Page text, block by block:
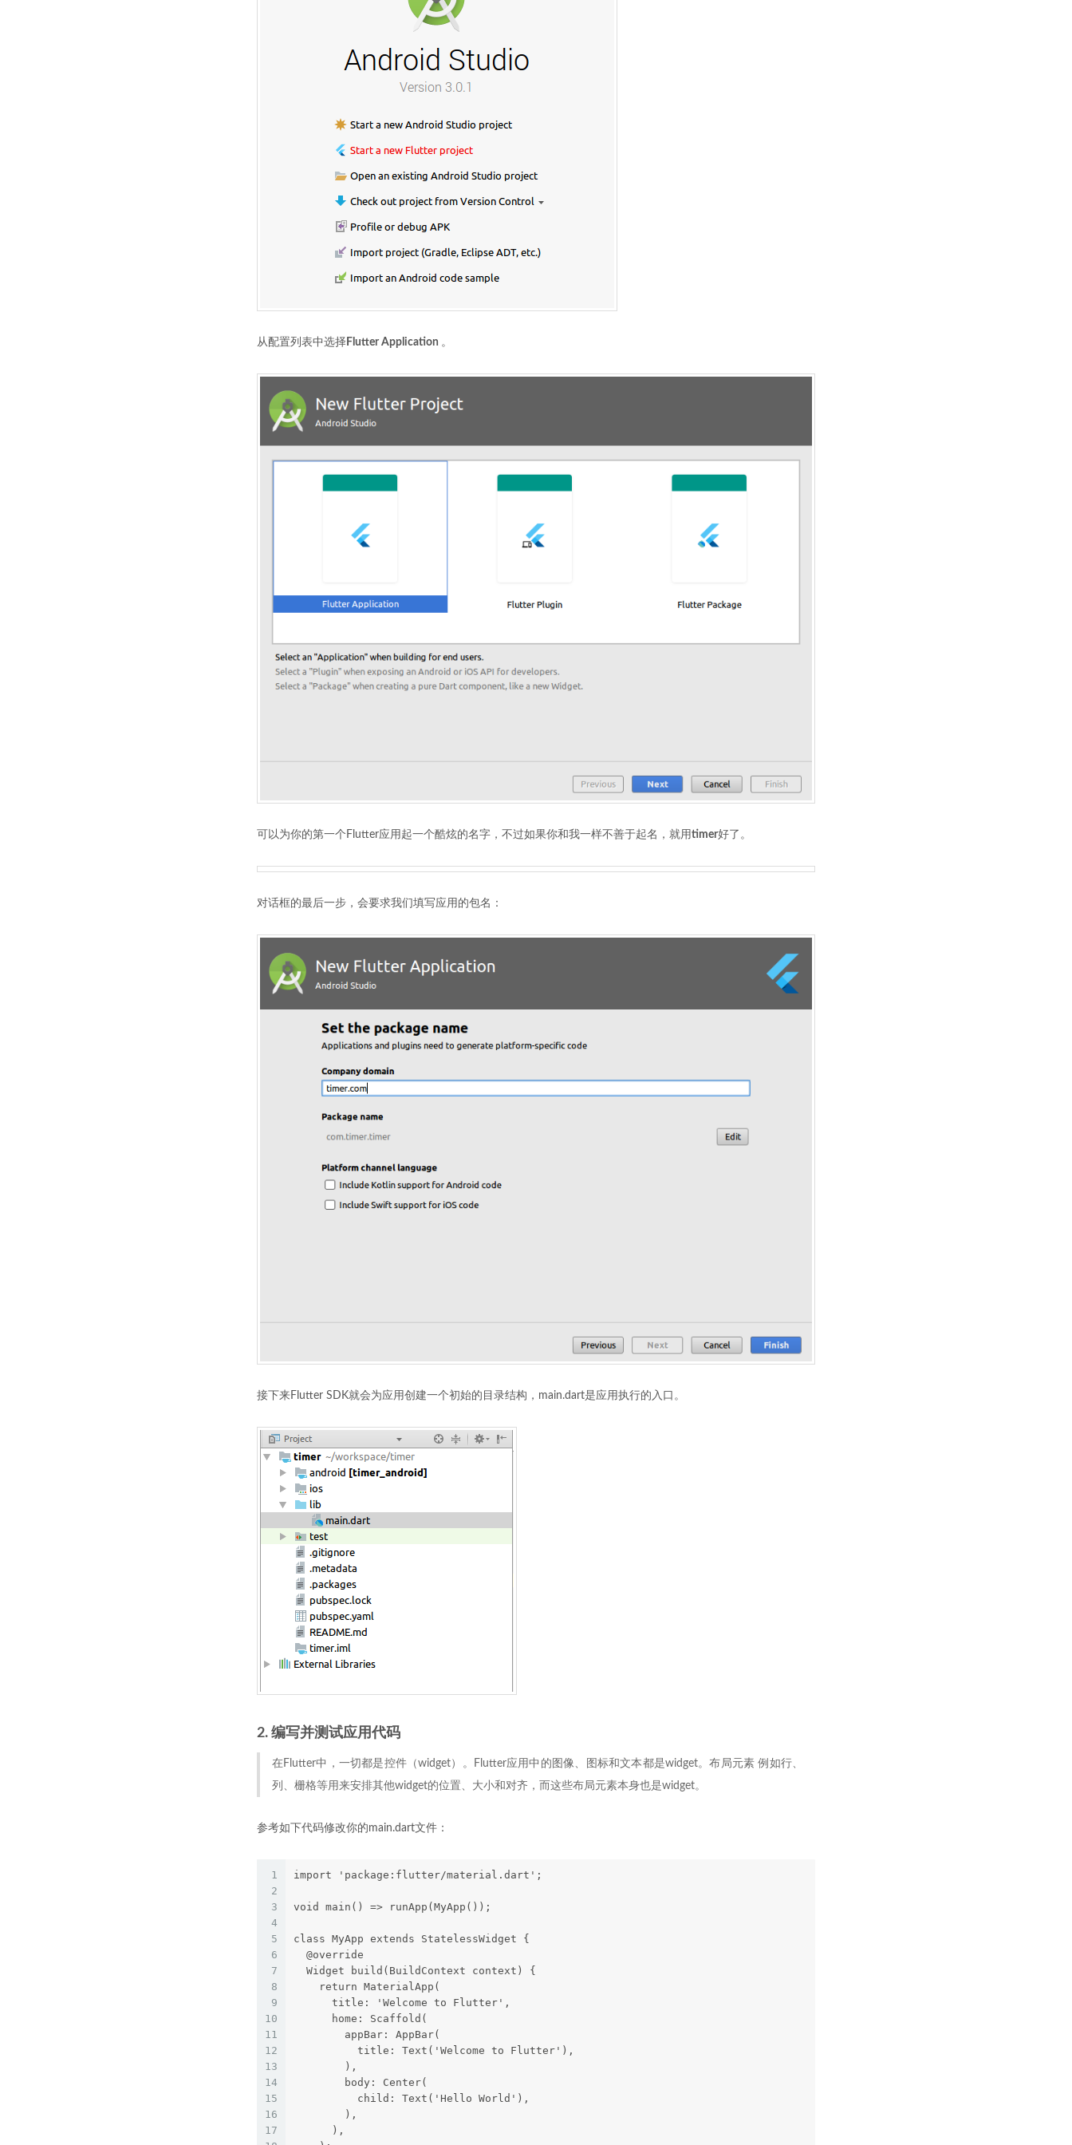
从配置列表中选择 Flutter Application 。
可以为你的第一个Flutter应用起一个酷炫的名字，不过如果你和我一样不善于起名，就用timer好了。
对话框的最后一步，会要求我们填写应用的包名：
接下来Flutter SDK就会为应用创建一个初始的目录结构，main.dart是应用执行的入口。
2. 编写并测试应用代码
在Flutter中，一切都是控件（widget）。Flutter应用中的图像、图标和文本都是widget。布局元素 例如行、
列、栅格等用来安排其他widget的位置、大小和对齐，而这些布局元素本身也是widget。
参考如下代码修改你的main.dart文件：
1
2
3
4
5
6
7
8
9
10
11
12
13
14
15
16
17
import 'package:flutter/material.dart';
void main() => runApp(MyApp());
class MyApp extends StatelessWidget {
  @override
  Widget build(BuildContext context) {
    return MaterialApp(
      title: 'Welcome to Flutter',
      home: Scaffold(
        appBar: AppBar(
          title: Text('Welcome to Flutter'),
        ),
        body: Center(
          child: Text('Hello World'),
        ),
      ),